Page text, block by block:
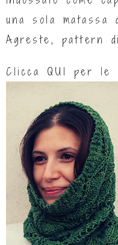
una sola
Agreste, pattern
Clicca QUI per le